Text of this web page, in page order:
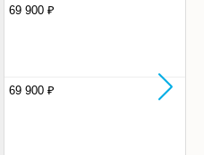
69 900 ₽
69 900 ₽